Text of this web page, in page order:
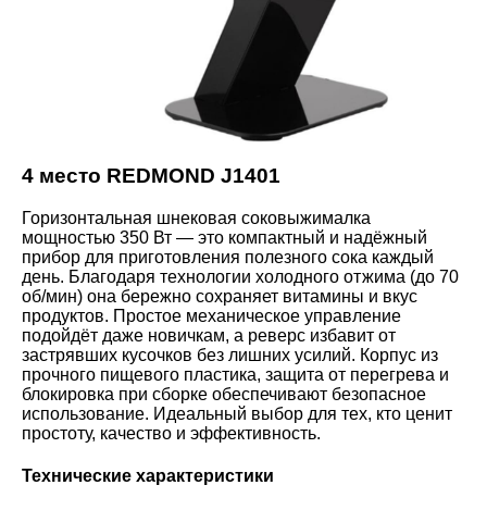
4 место REDMOND J1401
Горизонтальная шнековая соковыжималка
мощностью 350 Вт — это компактный и надёжный
прибор для приготовления полезного сока каждый
день. Благодаря технологии холодного отжима (до 70
об/мин) она бережно сохраняет витамины и вкус
продуктов. Простое механическое управление
подойдёт даже новичкам, а реверс избавит от
застрявших кусочков без лишних усилий. Корпус из
прочного пищевого пластика, защита от перегрева и
блокировка при сборке обеспечивают безопасное
использование. Идеальный выбор для тех, кто ценит
простоту, качество и эффективность.
Технические характеристики